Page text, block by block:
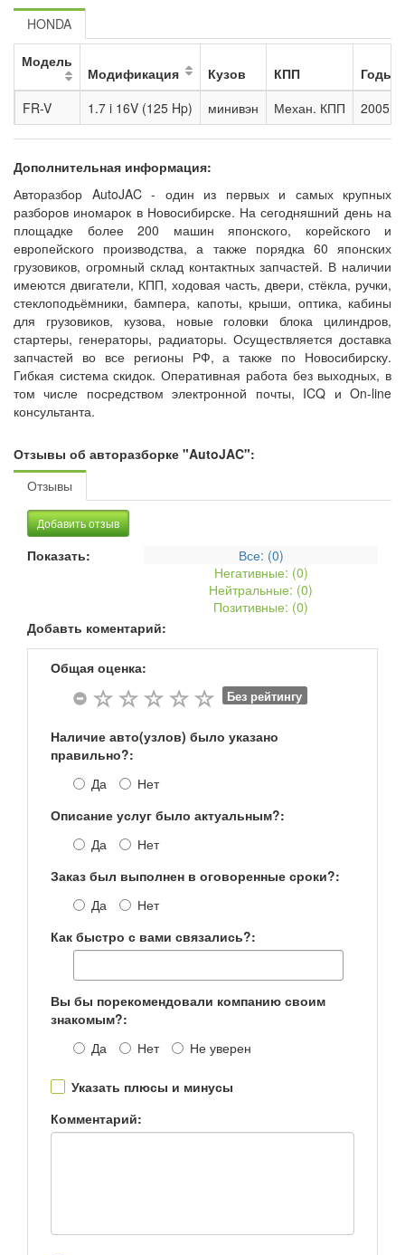
HONDA
Модель
Модификация Кузов КПП
Годы
FR-V
1.7 i 16V (125 Hp) минивэн Механ. КПП 2005 -
Дополнительная информация:
Авторазбор AutoJAC - один из первых и самых крупных
разборов иномарок в Новосибирске. На сегодняшний день на
площадке более 200 машин японского, корейского и
европейского производства, а также порядка 60 японских
грузовиков, огромный склад контактных запчастей. В наличии
имеются двигатели, КПП, ходовая часть, двери, стёкла, ручки,
стеклоподьёмники, бампера, капоты, крыши, оптика, кабины
для грузовиков, кузова, новые головки блока цилиндров,
стартеры, генераторы, радиаторы. Осуществляется доставка
запчастей во все регионы РФ, а также по Новосибирску.
Гибкая система скидок. Оперативная работа без выходных, в
том числе посредством электронной почты, ICQ и On-line
консультанта.
Отзывы об авторазборке "AutoJAC":
Отзывы
Добавить отзыв
Показать: Все: (0)
Негативные: (0)
Нейтральные: (0)
Позитивные: (0)
Добавть коментарий:
Общая оценка:
Без рейтингу
Наличие авто(узлов) было указано
правильно?:
Да
Нет
Описание услуг было актуальным?:
Да
Нет
Заказ был выполнен в оговоренные сроки?:
Да
Нет
Как быстро с вами связались?:
Вы бы порекомендовали компанию своим
знакомым?:
Да
Нет Не уверен
Указать плюсы и минусы
Комментарий: